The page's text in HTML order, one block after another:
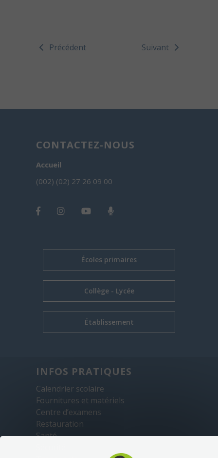
Précédent Suivant
CONTACTEZ-NOUS
Accueil
(002) (02) 27 26 09 00
Écoles primaires
Collège - Lycée
Établissement
INFOS PRATIQUES
Calendrier scolaire
Fournitures et matériels
Centre d’examens
Restauration
Santé